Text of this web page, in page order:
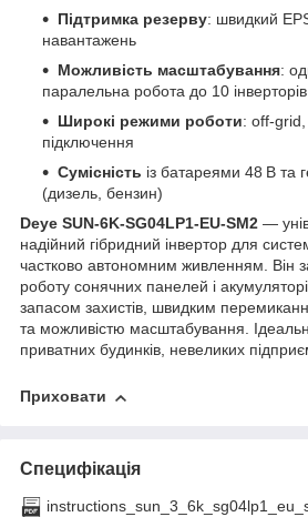
Підтримка резерву: швидкий
навантажень
Можливість масштабування:
паралельна робота до 10 інверторів
Широкі режими роботи: off-
підключення
Сумісність із батареями 48 В та
(дизель, бензин)
Deye SUN‑6K‑SG04LP1‑EU‑SM2 —
надійний гібридний інвертор для
частково автономним живленням. Він
роботу сонячних панелей і
запасом захистів, швидким
та можливістю масштабування.
приватних будинків, невеликих
Приховати
Специфікація